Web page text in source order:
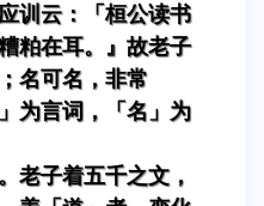
训云：「桓公读书
粕在耳。』故老子
名可名，非常
为言词，「名」为
老子着五千之文，